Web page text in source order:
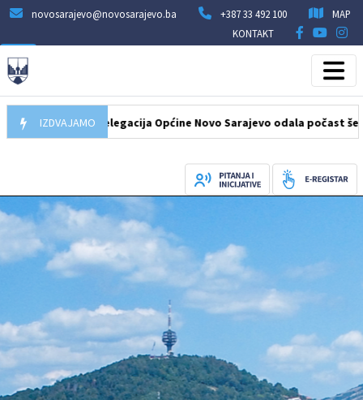
novosarajevo@novosarajevo.ba +387 33 492 100
MAP
KONTAKT
IZDVAJAMO
Delegacija Općine Novo Sarajevo odala počast šehidima